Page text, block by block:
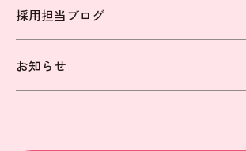
採用担当ブログ
お知らせ